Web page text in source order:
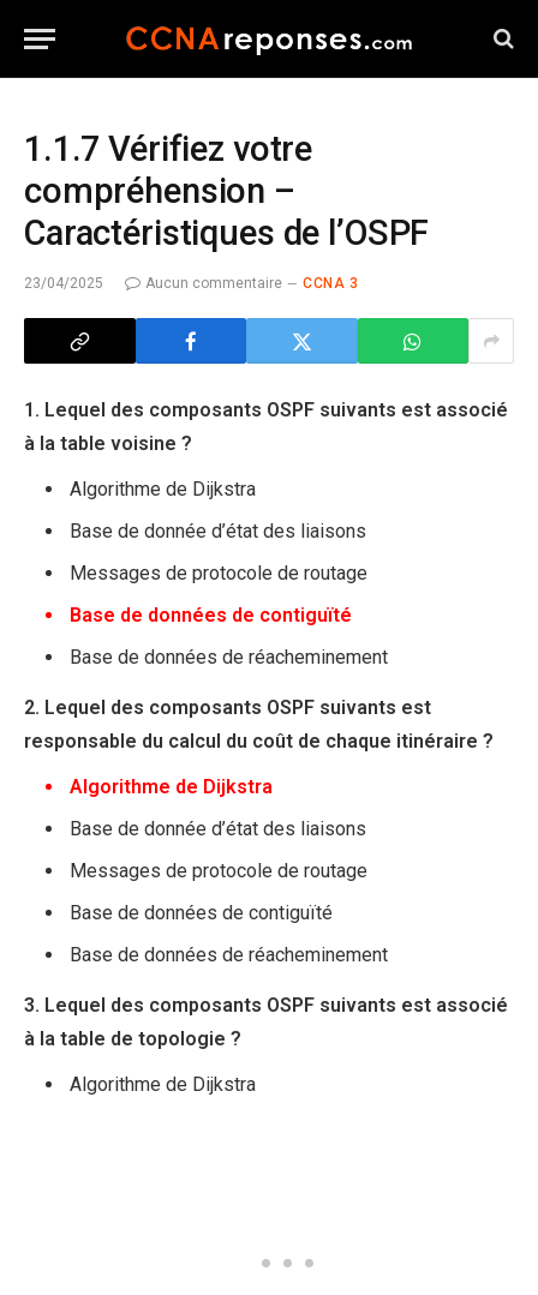
1.1.7 Vérifiez votre
compréhension –
Caractéristiques de l’OSPF
23/04/2025 Aucun commentaire CCNA 3
1. Lequel des composants OSPF suivants est associé
à la table voisine ?
Algorithme de Dijkstra
Base de donnée d’état des liaisons
Messages de protocole de routage
Base de données de contiguïté
Base de données de réacheminement
2. Lequel des composants OSPF suivants est
responsable du calcul du coût de chaque itinéraire ?
Algorithme de Dijkstra
Base de donnée d’état des liaisons
Messages de protocole de routage
Base de données de contiguïté
Base de données de réacheminement
3. Lequel des composants OSPF suivants est associé
à la table de topologie ?
Algorithme de Dijkstra